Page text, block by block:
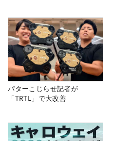
パターこじらせ記者が
「TRTL」で大改善